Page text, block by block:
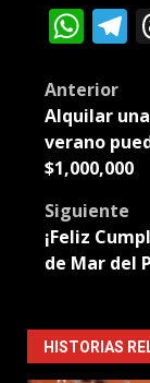
Post
Anterior
Alquilar
verano
$1,000,000
Siguiente
¡Feliz
de Mar del
HISTORIAS